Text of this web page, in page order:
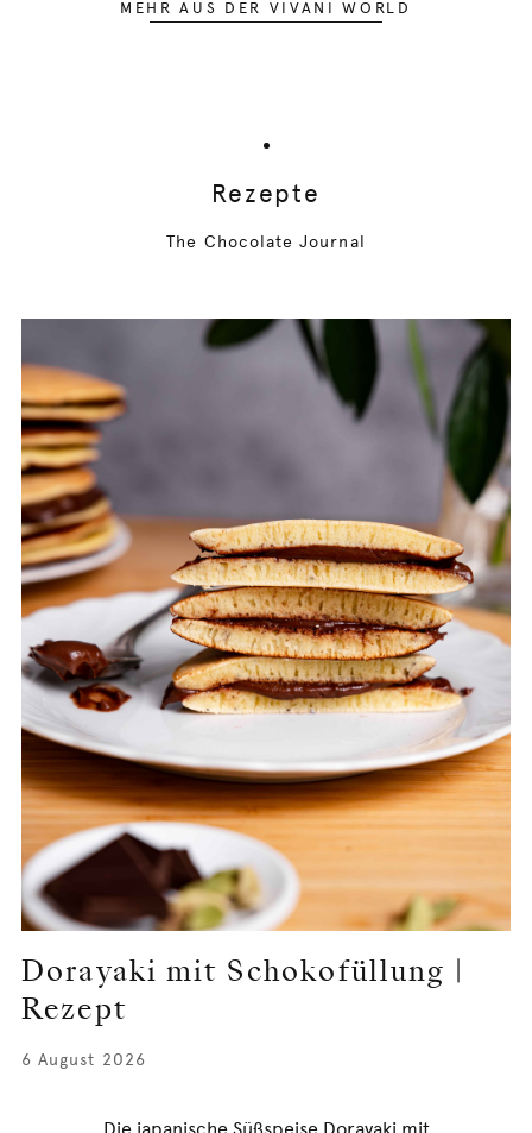
MEHR AUS DER VIVANI WORLD
Rezepte
The Chocolate Journal
Dorayaki mit Schokofüllung |
Rezept
6 August 2026
Die japanische Süßspeise Dorayaki mit